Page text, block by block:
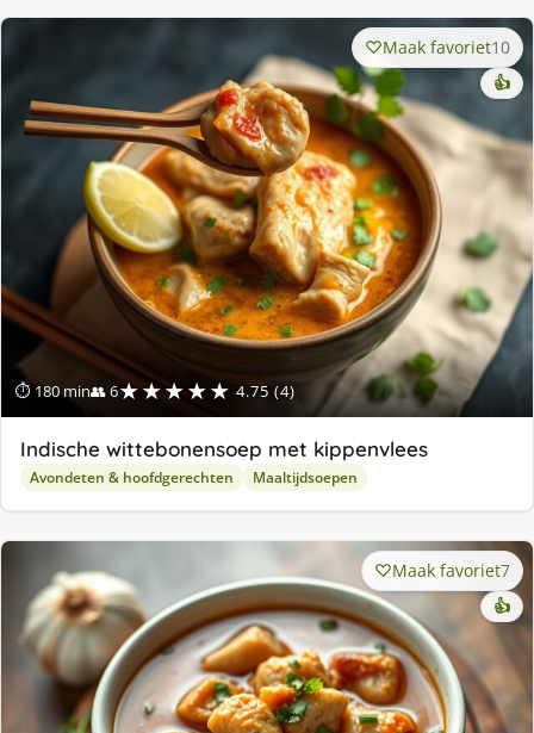
⏱ 180 min👥 6★★★★★ 4.75 (4)
Maak favoriet10
👍
Indische wittebonensoep met kippenvlees
Avondeten & hoofdgerechten Maaltijdsoepen
Maak favoriet7
👍